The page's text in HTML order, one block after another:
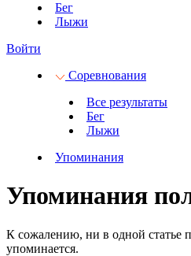
Бег
Лыжи
Войти
Соревнования
Все результаты
Бег
Лыжи
Упоминания
Упоминания
К сожалению, ни в одной статье
упоминается.